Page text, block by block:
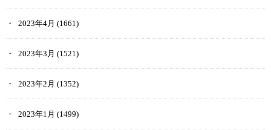
2023年4月 (1661)
2023年3月 (1521)
2023年2月 (1352)
2023年1月 (1499)